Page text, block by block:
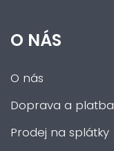
O NÁS
O nás
Doprava a platba
Prodej na splátky